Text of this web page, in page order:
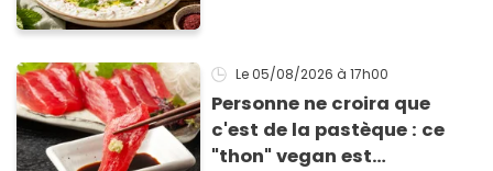
grillades
Le 05/08/2026 à 17h00
Personne ne croira que
c'est de la pastèque : ce
"thon" vegan est